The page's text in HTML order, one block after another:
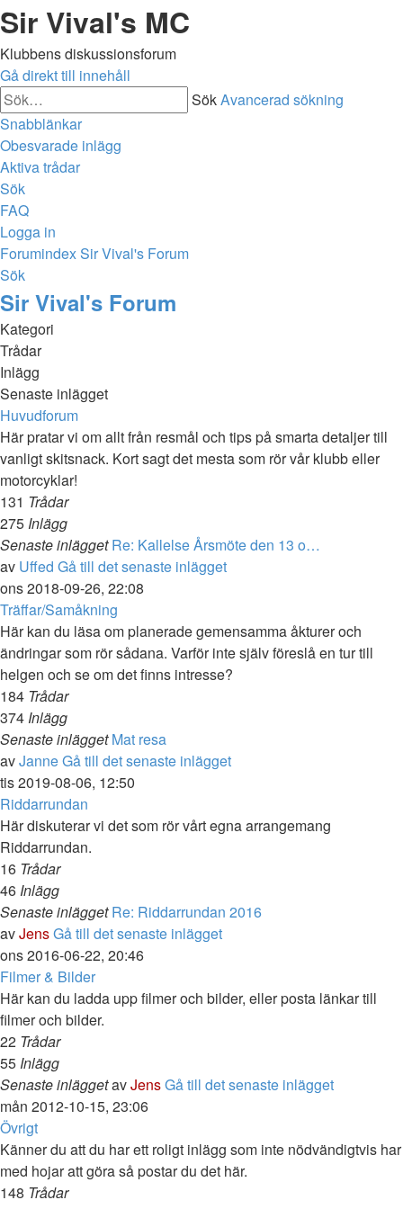
Sir Vival's MC
Klubbens diskussionsforum
Gå direkt till innehåll
SökAvancerad sökning
Snabblänkar
Obesvarade inlägg
Aktiva trådar
Sök
FAQ
Logga in
ForumindexSir Vival's Forum
Sök
Sir Vival's Forum
Kategori
Trådar
Inlägg
Senaste inlägget
Huvudforum
Här pratar vi om allt från resmål och tips på smarta detaljer till
vanligt skitsnack. Kort sagt det mesta som rör vår klubb eller
motorcyklar!
131 Trådar
275 Inlägg
Senaste inlägget Re: Kallelse Årsmöte den 13 o…
av Uffed Gå till det senaste inlägget
ons 2018-09-26, 22:08
Träffar/Samåkning
Här kan du läsa om planerade gemensamma åkturer och
ändringar som rör sådana. Varför inte själv föreslå en tur till
helgen och se om det finns intresse?
184 Trådar
374 Inlägg
Senaste inlägget Mat resa
avJanneGå till det senaste inlägget
tis 2019-08-06, 12:50
Riddarrundan
Här diskuterar vi det som rör vårt egna arrangemang
Riddarrundan.
16 Trådar
46 Inlägg
Senaste inlägget Re: Riddarrundan 2016
avJensGå till det senaste inlägget
ons 2016-06-22, 20:46
Filmer & Bilder
Här kan du ladda upp filmer och bilder, eller posta länkar till
filmer och bilder.
22 Trådar
55 Inlägg
Senaste inläggetavJensGå till det senaste inlägget
mån 2012-10-15, 23:06
Övrigt
Känner du att du har ett roligt inlägg som inte nödvändigtvis har
med hojar att göra så postar du det här.
148 Trådar